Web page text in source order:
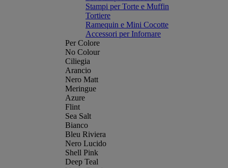
Stampi per Torte e Muffin
Tortiere
Ramequin e Mini Cocotte
Accessori per Infornare
Per Colore
No Colour
Ciliegia
Arancio
Nero Matt
Meringue
Azure
Flint
Sea Salt
Bianco
Bleu Riviera
Nero Lucido
Shell Pink
Deep Teal